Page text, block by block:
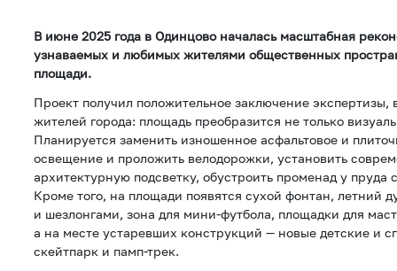
В июне 2025 года в Одинцово началась масштабная
узнаваемых и любимых жителями общественных
площади.
Проект получил положительное заключение
жителей города: площадь преобразится не только
Планируется заменить изношенное асфальтовое и
освещение и проложить велодорожки, установить
архитектурную подсветку, обустроить променад у
Кроме того, на площади появятся сухой фонтан, летний
и шезлонгами, зона для мини-футбола, площадки для
а на месте устаревших конструкций — новые детские и
скейтпарк и памп-трек.